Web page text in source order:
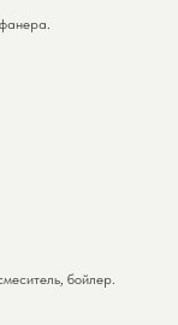
бойлер.